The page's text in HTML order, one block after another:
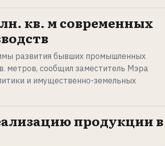
кв. м современных
развития бывших промышленных
метров, сообщил заместитель Мэра
и имущественно-земельных
продукции в